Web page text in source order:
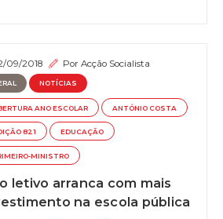
09/2018 PorAcção Socialista
NOTÍCIAS
ANO ESCOLAR ANTÓNIO COSTA
821 EDUCAÇÃO
MINISTRO
letivo arranca com mais
na escola pública